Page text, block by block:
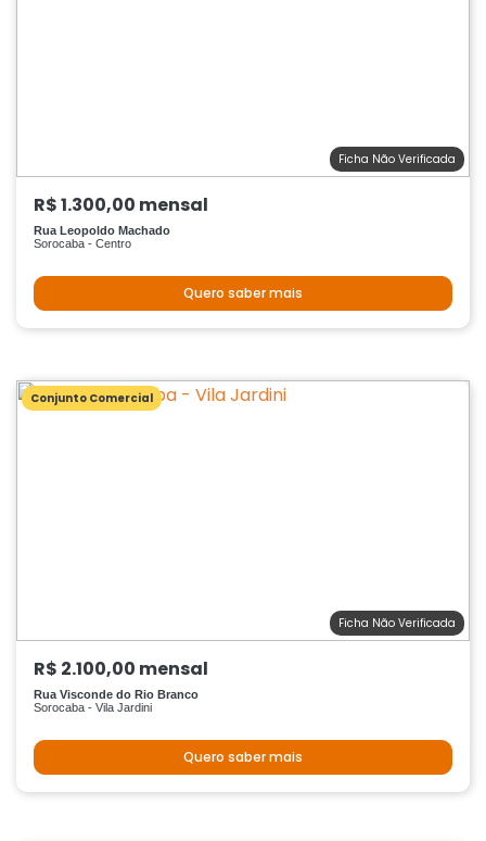
Ficha Não Verificada
R$ 1.300,00 mensal
Rua Leopoldo Machado
Sorocaba - Centro
Quero saber mais
Conjunto Comercial
Ficha Não Verificada
R$ 2.100,00 mensal
Rua Visconde do Rio Branco
Sorocaba - Vila Jardini
Quero saber mais